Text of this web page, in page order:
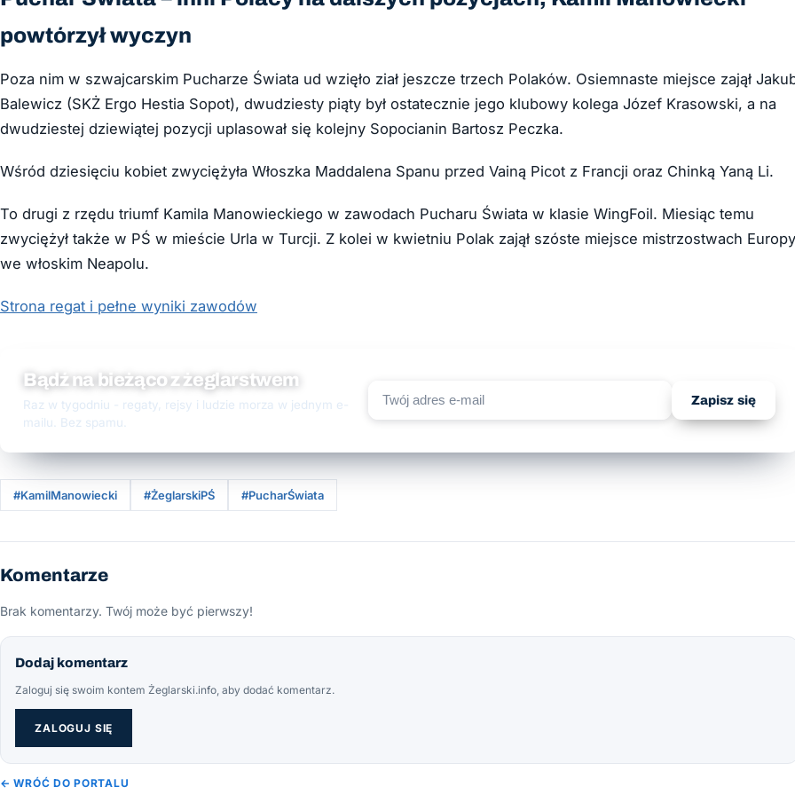
powtórzył wyczyn
Poza nim w szwajcarskim Pucharze Świata ud wzięło ział jeszcze trzech Polaków. Osiemnaste miejsce zajął
Balewicz (SKŻ Ergo Hestia Sopot), dwudziesty piąty był ostatecznie jego klubowy kolega Józef Krasowski, a na
dwudziestej dziewiątej pozycji uplasował się kolejny Sopocianin Bartosz Peczka.
Wśród dziesięciu kobiet zwyciężyła Włoszka Maddalena Spanu przed Vainą Picot z Francji oraz Chinką Yaną Li.
To drugi z rzędu triumf Kamila Manowieckiego w zawodach Pucharu Świata w klasie WingFoil. Miesiąc temu
zwyciężył także w PŚ w mieście Urla w Turcji. Z kolei w kwietniu Polak zajął szóste miejsce mistrzostwach Europy
we włoskim Neapolu.
Strona regat i pełne wyniki zawodów
Bądź na bieżąco z żeglarstwem
Raz w tygodniu - regaty, rejsy i ludzie morza w jednym e-
mailu. Bez spamu.
Zapisz się
#KamilManowiecki #ŻeglarskiPŚ #PucharŚwiata
Komentarze
Brak komentarzy. Twój może być pierwszy!
Dodaj komentarz
Zaloguj się swoim kontem Żeglarski.info, aby dodać komentarz.
ZALOGUJ SIĘ
← WRÓĆ DO PORTALU